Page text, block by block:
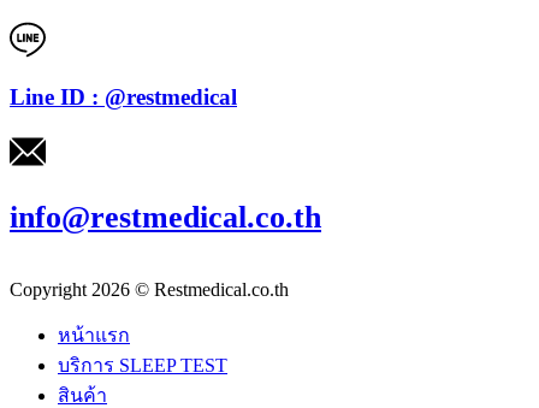
Line ID : @restmedical
info@restmedical.co.th
Copyright 2026 © Restmedical.co.th
หน้าแรก
บริการ SLEEP TEST
สินค้า